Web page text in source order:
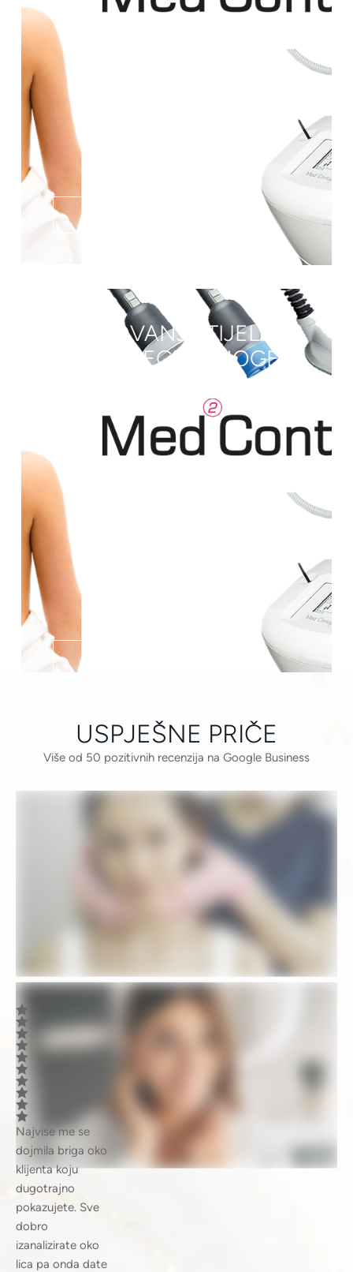
SAZNAJ VIŠE
OBLIKOVANJE TIJELA
VELIKE REGIJE (NOGE
SAZNAJ VIŠE
USPJEŠNE PRIČE
Više od 50 pozitivnih recenzija na Google Business
Najvise me se
dojmila briga oko
klijenta koju
dugotrajno
pokazujete. Sve
dobro
izanalizirate oko
lica pa onda date